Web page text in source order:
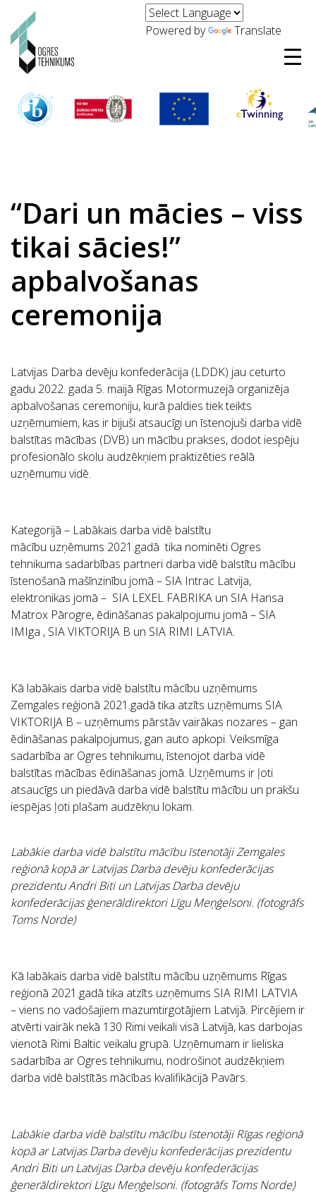
Powered by Translate
“Dari un mācies – viss
tikai sācies!”
apbalvošanas
ceremonija
Latvijas Darba devēju konfederācija (LDDK) jau ceturto
gadu 2022. gada 5. maijā Rīgas Motormuzejā organizēja
apbalvošanas ceremoniju, kurā paldies tiek teikts
uzņēmumiem, kas ir bijuši atsaucīgi un īstenojuši darba vidē
balstītas mācības (DVB) un mācību prakses, dodot iespēju
profesionālo skolu audzēkņiem praktizēties reālā
uzņēmumu vidē.
Kategorijā – Labākais darba vidē balstītu
mācību uzņēmums 2021.gadā tika nominēti Ogres
tehnikuma sadarbības partneri darba vidē balstītu mācību
īstenošanā mašīnzinību jomā – SIA Intrac Latvija,
elektronikas jomā – SIA LEXEL FABRIKA un SIA Hansa
Matrox Pārogre, ēdināšanas pakalpojumu jomā – SIA
IMIga , SIA VIKTORIJA B un SIA RIMI LATVIA.
Kā labākais darba vidē balstītu mācību uzņēmums
Zemgales reģionā 2021.gadā tika atzīts uzņēmums SIA
VIKTORIJA B – uzņēmums pārstāv vairākas nozares – gan
ēdināšanas pakalpojumus, gan auto apkopi. Veiksmīga
sadarbība ar Ogres tehnikumu, īstenojot darba vidē
balstītas mācības ēdināšanas jomā. Uzņēmums ir ļoti
atsaucīgs un piedāvā darba vidē balstītu mācību un prakšu
iespējas ļoti plašam audzēkņu lokam.
Labākie darba vidē balstītu mācību īstenotāji Zemgales
reģionā kopā ar Latvijas Darba devēju konfederācijas
prezidentu Andri Biti un Latvijas Darba devēju
konfederācijas ģenerāldirektori Līgu Meņģelsoni. (fotogrāfs
Toms Norde)
Kā labākais darba vidē balstītu mācību uzņēmums Rīgas
reģionā 2021.gadā tika atzīts uzņēmums SIA RIMI LATVIA
–viens no vadošajiem mazumtirgotājiem Latvijā. Pircējiem ir
atvērti vairāk nekā 130 Rimi veikali visā Latvijā, kas darbojas
vienotā Rimi Baltic veikalu grupā. Uzņēmumam ir lieliska
sadarbība ar Ogres tehnikumu, nodrošinot audzēkņiem
darba vidē balstītās mācības kvalifikācijā Pavārs.
Labākie darba vidē balstītu mācību īstenotāji Rīgas reģionā
kopā ar Latvijas Darba devēju konfederācijas prezidentu
Andri Biti un Latvijas Darba devēju konfederācijas
ģenerāldirektori Līgu Meņģelsoni. (fotogrāfs Toms Norde)